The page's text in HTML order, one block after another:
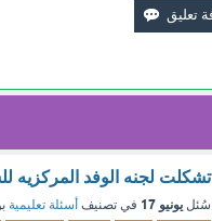
تشكلت لجنه الوفد المركزيه للسيدات عام 1920 برئاسه
سُئل يونيو 17 في تصنيف أسئلة تعليمية